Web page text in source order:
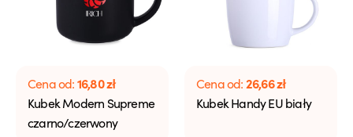
Cena od:16,80zł
Kubek Modern Supreme
czarno/czerwony
Cena od:26,66zł
Kubek Handy EU biały